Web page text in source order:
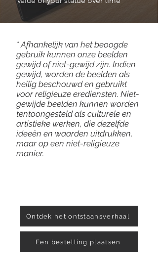
* Afhankelijk van het beoogde
gebruik kunnen onze beelden
gewijd of niet-gewijd zijn. Indien
gewijd, worden de beelden als
heilig beschouwd en gebruikt
voor religieuze erediensten. Niet-
gewijde beelden kunnen worden
tentoongesteld als culturele en
artistieke werken, die dezelfde
ideeën en waarden uitdrukken,
maar op een niet-religieuze
manier.
Ontdek het ontstaansverhaal
Een bestelling plaatsen